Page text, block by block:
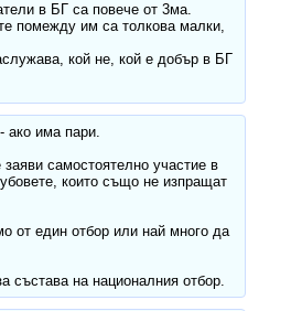
в БГ са повече от 3ма.
помежду им са толкова малки,
кой не, кой е добър в БГ
ако има пари.
самостоятелно участие в
които също не изпращат
от един отбор или най много да
състава на националния отбор.